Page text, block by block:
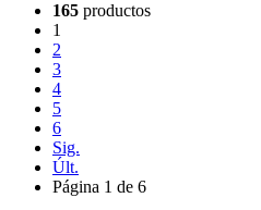
165 productos
1
2
3
4
5
6
Sig.
Últ.
Página 1 de 6